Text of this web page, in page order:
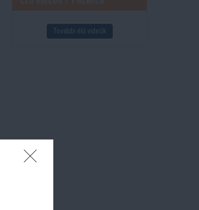
További élő videók